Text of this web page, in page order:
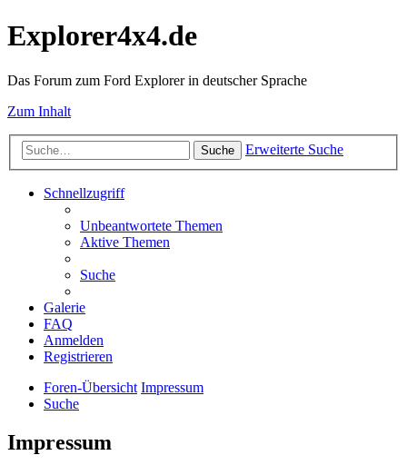
Explorer4x4.de
Das Forum zum Ford Explorer in deutscher Sprache
Zum Inhalt
Suche Erweiterte Suche
Schnellzugriff
Unbeantwortete Themen
Aktive Themen
Suche
Galerie
FAQ
Anmelden
Registrieren
Foren-Übersicht Impressum
Suche
Impressum